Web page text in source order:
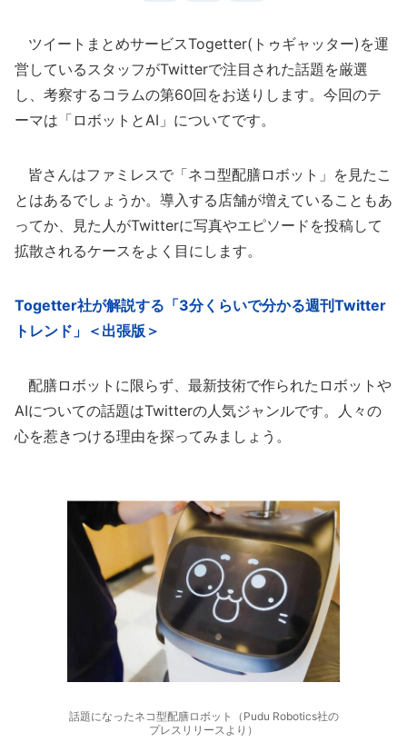
ツイートまとめサービスTogetter(トゥギャッター)を運
営しているスタッフがTwitterで注目された話題を厳選
し、考察するコラムの第60回をお送りします。今回のテ
ーマは「ロボットとAI」についてです。
皆さんはファミレスで「ネコ型配膳ロボット」を見たこ
とはあるでしょうか。導入する店舗が増えていることもあ
ってか、見た人がTwitterに写真やエピソードを投稿して
拡散されるケースをよく目にします。
Togetter社が解説する「3分くらいで分かる週刊Twitter
トレンド」＜出張版＞
配膳ロボットに限らず、最新技術で作られたロボットや
AIについての話題はTwitterの人気ジャンルです。人々の
心を惹きつける理由を探ってみましょう。
話題になったネコ型配膳ロボット（Pudu Robotics社の
プレスリリースより）